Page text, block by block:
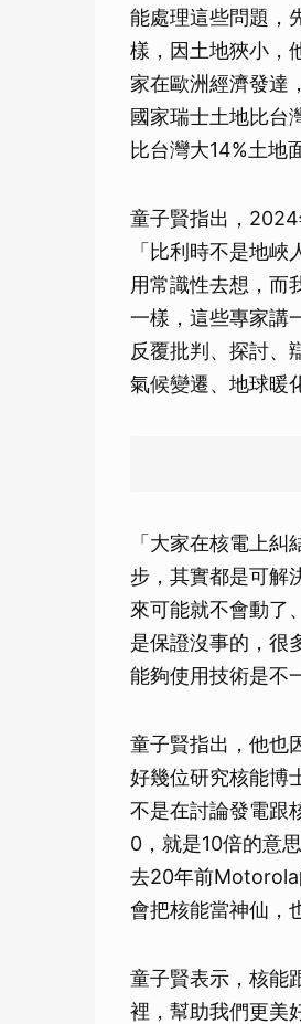
能處理這些問題，
樣，因土地狹小，
家在歐洲經濟發達
國家瑞士土地比台
比台灣大14%土地
童子賢指出，
「比利時不是地
用常識性去想，而
一樣，這些專家講
反覆批判、探討、
氣候變遷、地球暖
「大家在核電上
步，其實都是可解
來可能就不會動了
是保證沒事的，很
能夠使用技術是不
童子賢指出，他也
好幾位研究核能博
不是在討論發電跟
0，就是10倍的意
去20年前Motorola
會把核能當神仙，
童子賢表示，核能
裡，幫助我們更美